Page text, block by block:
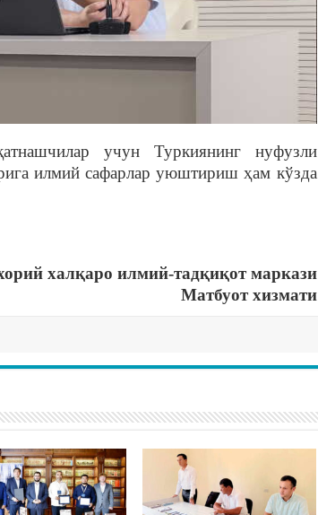
учун Туркиянинг нуфузли
илмий сафарлар уюштириш ҳам кўзда
халқаро илмий-тадқиқот маркази
Матбуот хизмати